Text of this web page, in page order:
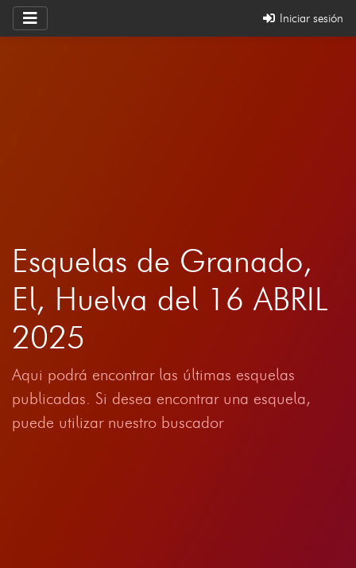
Iniciar sesión
Esquelas de Granado,
El, Huelva del 16 ABRIL
2025
Aqui podrá encontrar las últimas esquelas
publicadas. Si desea encontrar una esquela,
puede utilizar nuestro buscador